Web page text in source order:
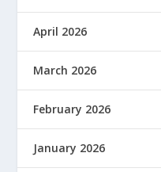
April 2026
March 2026
February 2026
January 2026